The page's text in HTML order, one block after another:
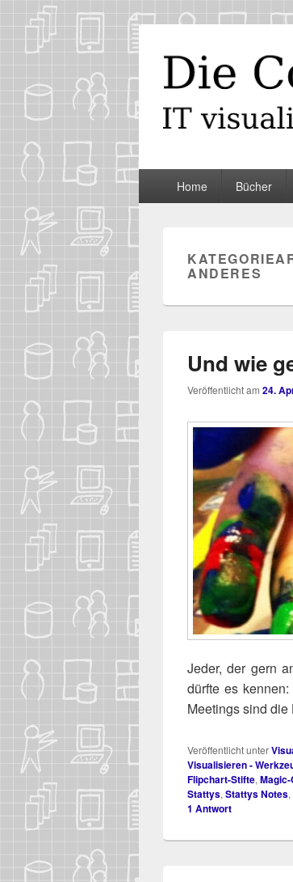
Die
PrimäresHome Bücher
ANDERES
Und wie
Veröffentlicht am 24.
Jeder, der gern
dürf­te es
Mee­tings sind
Veröffentlicht unter
Visualisieren -
Flipchart-Stifte,
Stattys, Stattys Notes,
1 Antwort